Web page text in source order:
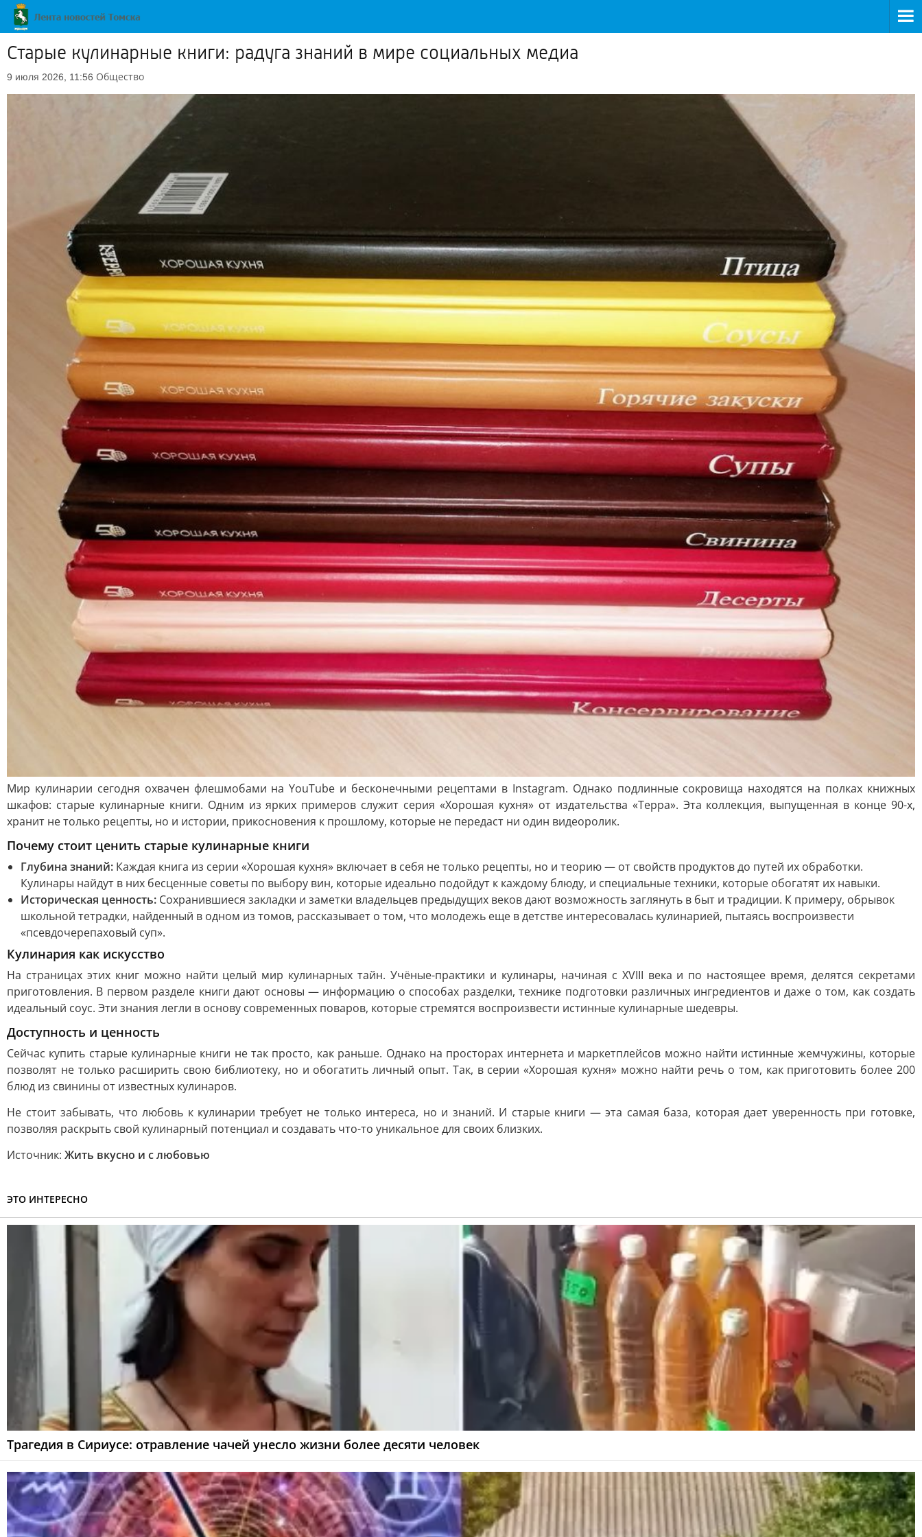
Старые кулинарные книги: радуга знаний в мире социальных медиа
9 июля 2026, 11:56 Общество
Мир кулинарии сегодня охвачен флешмобами на YouTube и бесконечными рецептами в Instagram. Однако подлинные сокровища находятся на полках книжных
шкафов: старые кулинарные книги. Одним из ярких примеров служит серия «Хорошая кухня» от издательства «Терра». Эта коллекция, выпущенная в конце 90-х,
хранит не только рецепты, но и истории, прикосновения к прошлому, которые не передаст ни один видеоролик.
Почему стоит ценить старые кулинарные книги
Глубина знаний: Каждая книга из серии «Хорошая кухня» включает в себя не только рецепты, но и теорию — от свойств продуктов до путей их обработки.
Кулинары найдут в них бесценные советы по выбору вин, которые идеально подойдут к каждому блюду, и специальные техники, которые обогатят их навыки.
Историческая ценность: Сохранившиеся закладки и заметки владельцев предыдущих веков дают возможность заглянуть в быт и традиции. К примеру, обрывок
школьной тетрадки, найденный в одном из томов, рассказывает о том, что молодежь еще в детстве интересовалась кулинарией, пытаясь воспроизвести
«псевдочерепаховый суп».
Кулинария как искусство
На страницах этих книг можно найти целый мир кулинарных тайн. Учёные-практики и кулинары, начиная с XVIII века и по настоящее время, делятся секретами
приготовления. В первом разделе книги дают основы — информацию о способах разделки, технике подготовки различных ингредиентов и даже о том, как создать
идеальный соус. Эти знания легли в основу современных поваров, которые стремятся воспроизвести истинные кулинарные шедевры.
Доступность и ценность
Сейчас купить старые кулинарные книги не так просто, как раньше. Однако на просторах интернета и маркетплейсов можно найти истинные жемчужины, которые
позволят не только расширить свою библиотеку, но и обогатить личный опыт. Так, в серии «Хорошая кухня» можно найти речь о том, как приготовить более 200
блюд из свинины от известных кулинаров.
Не стоит забывать, что любовь к кулинарии требует не только интереса, но и знаний. И старые книги — эта самая база, которая дает уверенность при готовке,
позволяя раскрыть свой кулинарный потенциал и создавать что-то уникальное для своих близких.
Источник: Жить вкусно и с любовью
ЭТО ИНТЕРЕСНО
Трагедия в Сириусе: отравление чачей унесло жизни более десяти человек